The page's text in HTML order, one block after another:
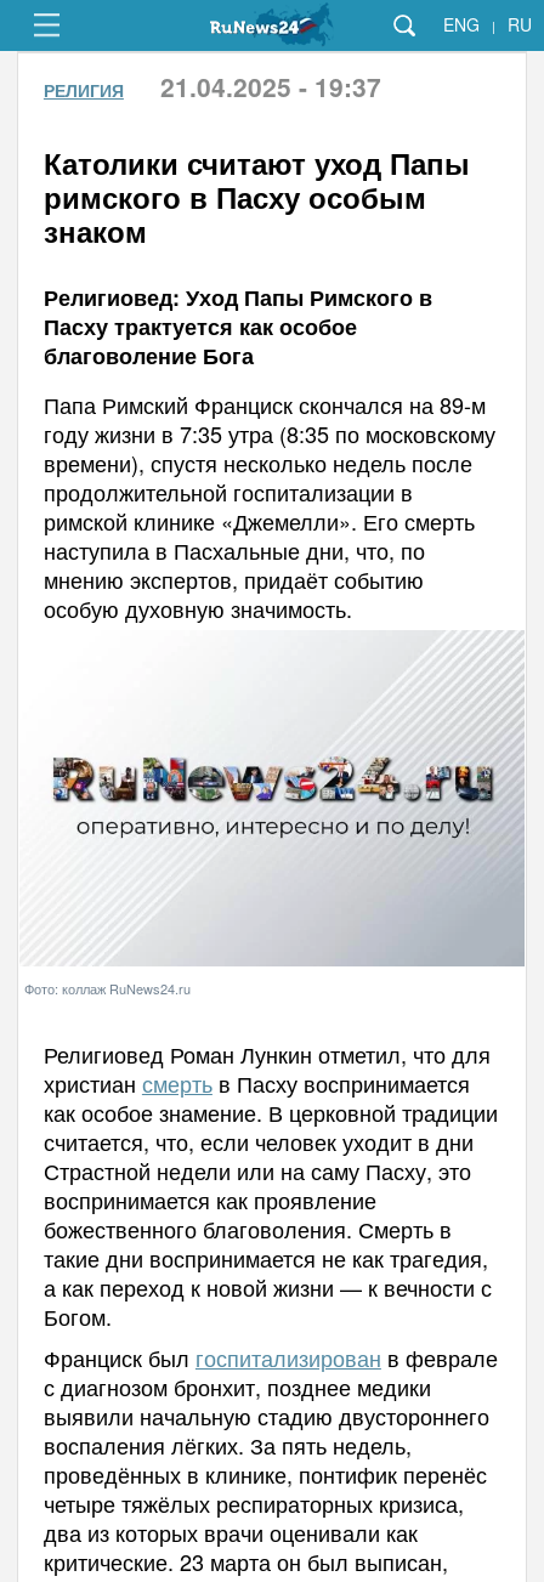
ENG | RU
РЕЛИГИЯ 21.04.2025 - 19:37
Католики считают уход Папы
римского в Пасху особым
знаком
Религиовед: Уход Папы Римского в
Пасху трактуется как особое
благоволение Бога
Папа Римский Франциск скончался на 89-м
году жизни в 7:35 утра (8:35 по московскому
времени), спустя несколько недель после
продолжительной госпитализации в
римской клинике «Джемелли». Его смерть
наступила в Пасхальные дни, что, по
мнению экспертов, придаёт событию
особую духовную значимость.
Фото: коллаж RuNews24.ru
Религиовед Роман Лункин отметил, что для
христиан смертьв Пасху воспринимается
как особое знамение. В церковной традиции
считается, что, если человек уходит в дни
Страстной недели или на саму Пасху, это
воспринимается как проявление
божественного благоволения. Смерть в
такие дни воспринимается не как трагедия,
а как переход к новой жизни — к вечности с
Богом.
Франциск был госпитализирован в феврале
с диагнозом бронхит, позднее медики
выявили начальную стадию двустороннего
воспаления лёгких. За пять недель,
проведённых в клинике, понтифик перенёс
четыре тяжёлых респираторных кризиса,
два из которых врачи оценивали как
критические. 23 марта он был выписан,